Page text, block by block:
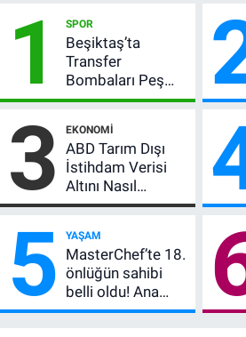
1 SPOR
Beşiktaş’ta
Transfer
Bombaları Peş
Peşe! Adalı
Açıkladı, 5 Yıldız
Daha Listede
3 EKONOMI
ABD Tarım Dışı
İstihdam Verisi
Altını Nasıl
Etkiler? Çok Basit
5 YAŞAM
MasterChef’te 18.
önlüğün sahibi
belli oldu! Ana
kadroya giren